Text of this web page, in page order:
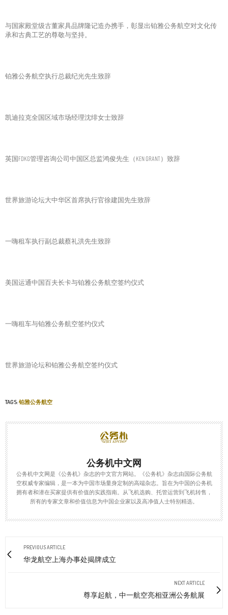
与国家殿堂级古董家具品牌隆记造办携手，彰显出铂雅公务航空对文化传
承和古典工艺的尊敬与坚持。
铂雅公务航空执行总裁纪光先生致辞
凯迪拉克全国区域市场经理沈绯女士致辞
英国FDKG管理咨询公司中国区总监鸿俊先生（Ken Grant）致辞
世界旅游论坛大中华区首席执行官徐建国先生致辞
一嗨租车执行副总裁蔡礼洪先生致辞
美国运通中国百夫长卡与铂雅公务航空签约仪式
一嗨租车与铂雅公务航空签约仪式
世界旅游论坛和铂雅公务航空签约仪式
TAGS:铂雅公务航空
公务机中文网
公务机中文网是《公务机》杂志的中文官方网站。《公务机》杂志由国际公务航
空权威专家编辑，是一本为中国市场量身定制的高端杂志。旨在为中国的公务机
拥有者和潜在买家提供有价值的实践指南。从飞机选购、托管运营到飞机转售，
所有的专家文章和价值信息为中国企业家以及高净值人士特别精选。
PREVIOUS ARTICLE
华龙航空上海办事处揭牌成立
NEXT ARTICLE
尊享起航，中一航空亮相亚洲公务航展